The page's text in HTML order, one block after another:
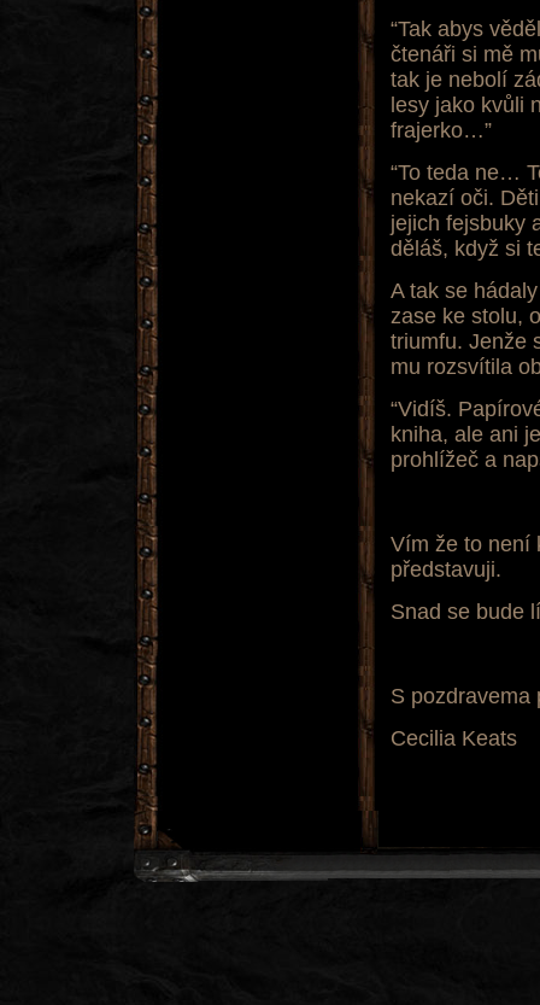
“Tak abys
čtenáři si mě
tak je nebolí
lesy jako kvůli
frajerko…”
“To teda ne…
nekazí oči.
jejich fejsbuky
děláš, když si
A tak se
zase ke stolu,
triumfu. Jenže
mu rozsvítila
“Vidíš.
kniha, ale ani
prohlížeč a
Vím že to není
představuji.
Snad se bude
S pozdravema
Cecilia Keats